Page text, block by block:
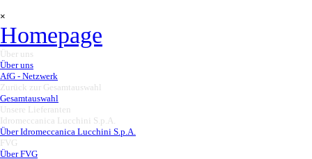
×
Homepage
Über uns
Über uns
AfG - Netzwerk
Zurück zur Gesamtauswahl
Gesamtauswahl
Unsere Lieferanten
Idromeccanica Lucchini S.p.A.
Über Idromeccanica Lucchini S.p.A.
FVG
Über FVG